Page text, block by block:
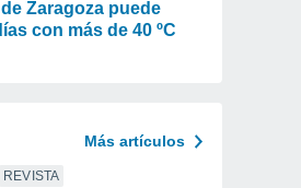
Zaragoza puede
con más de 40 ºC
Más artículos
REVISTA